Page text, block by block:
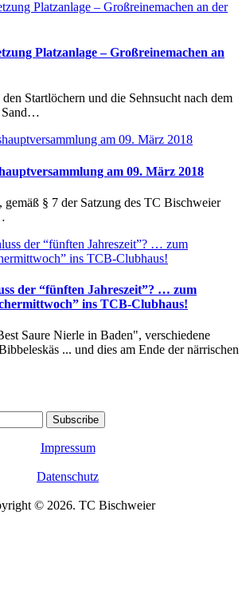
Platzanlage – Großreinemachen an
Startlöchern und die Sehnsucht nach dem
Sand…
am 09. März 2018
gemäß § 7 der Satzung des TC Bischweier
der “fünften Jahreszeit”? … zum
ins TCB-Clubhaus!
Saure Nierle in Baden", verschiedene
... und dies am Ende der närrischen
Impressum
Datenschutz
© 2026. TC Bischweier